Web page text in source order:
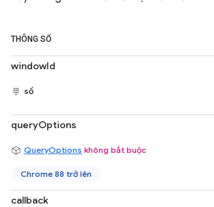
THÔNG SỐ
windowId
số
queryOptions
QueryOptions không bắt buộc
Chrome 88 trở lên
callback